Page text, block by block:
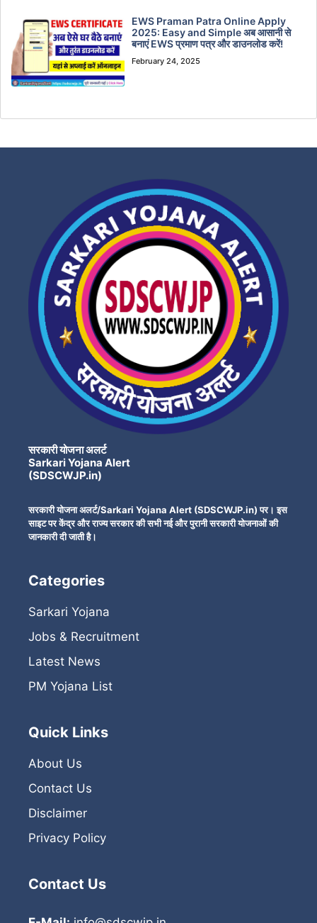
EWS Praman Patra Online Apply
2025: Easy and Simple अब आसानी से
बनाएं EWS प्रमाण पत्र और डाउनलोड करें!
February 24, 2025
सरकारी योजना अलर्ट
Sarkari Yojana Alert
(SDSCWJP.in)
सरकारी योजना अलर्ट/Sarkari Yojana Alert (SDSCWJP.in) पर। इस
साइट पर केंद्र और राज्य सरकार की सभी नई और पुरानी सरकारी योजनाओं की
जानकारी दी जाती है।
Categories
Sarkari Yojana
Jobs & Recruitment
Latest News
PM Yojana List
Quick Links
About Us
Contact Us
Disclaimer
Privacy Policy
Contact Us